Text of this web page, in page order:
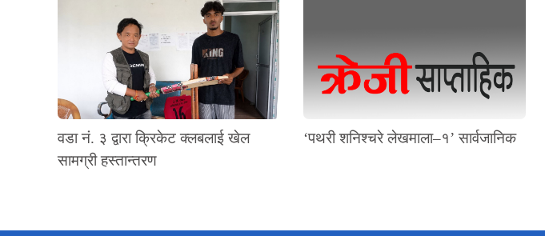
वडा नं. ३ द्वारा क्रिकेट क्लबलाई खेल
सामग्री हस्तान्तरण
‘पथरी शनिश्चरे लेखमाला–१’ सार्वजानिक